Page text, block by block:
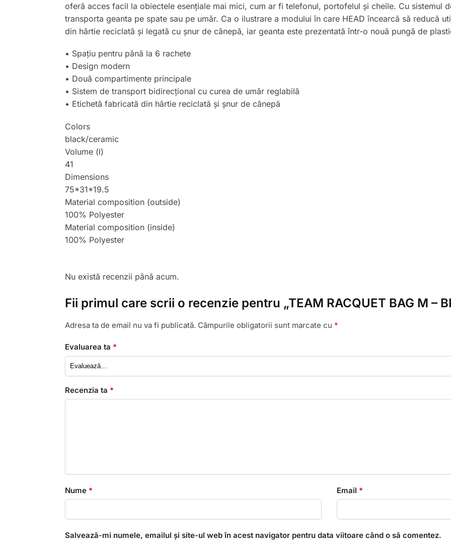
oferă acces facil la obiectele esențiale mai mici, cum ar fi telefonul, portofelul și cheile. Cu sistemul
transporta geanta pe spate sau pe umăr. Ca o ilustrare a modului în care HEAD încearcă să reducă
din hârtie reciclată și legată cu șnur de cânepă, iar geanta este prezentată într-o nouă pungă de
• Spațiu pentru până la 6 rachete
• Design modern
• Două compartimente principale
• Sistem de transport bidirecțional cu curea de umăr reglabilă
• Etichetă fabricată din hârtie reciclată și șnur de cânepă
Colors
black/ceramic
Volume (l)
41
Dimensions
75*31*19.5
Material composition (outside)
100% Polyester
Material composition (inside)
100% Polyester
Nu există recenzii până acum.
Fii primul care scrii o recenzie pentru „TEAM RACQUET BAG M –
Adresa ta de email nu va fi publicată. Câmpurile obligatorii sunt marcate cu *
Evaluarea ta *
Recenzia ta *
Nume * Email *
Salvează-mi numele, emailul și site-ul web în acest navigator pentru data viitoare când o să comentez.